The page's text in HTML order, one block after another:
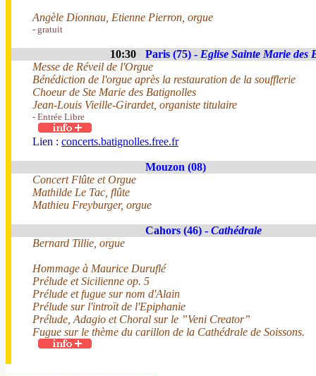
Angèle Dionnau, Etienne Pierron, orgue
- gratuit
10:30 Paris (75) - Eglise Sainte Marie des
Messe de Réveil de l'Orgue
Bénédiction de l'orgue après la restauration de la soufflerie
Choeur de Ste Marie des Batignolles
Jean-Louis Vieille-Girardet, organiste titulaire
- Entrée Libre
Lien : concerts.batignolles.free.fr
Mouzon (08)
Concert Flûte et Orgue
Mathilde Le Tac, flûte
Mathieu Freyburger, orgue
Cahors (46) - Cathédrale
Bernard Tillie, orgue
Hommage à Maurice Duruflé
Prélude et Sicilienne op. 5
Prélude et fugue sur nom d'Alain
Prélude sur l'introït de l'Epiphanie
Prélude, Adagio et Choral sur le ”Veni Creator”
Fugue sur le thème du carillon de la Cathédrale de Soissons.